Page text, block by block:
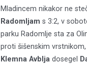
Mladincem nikakor ne
Radomljam s 3:2, v
parku Radomlje sta za
proti šišenskim
Klemna Avblja dosegel